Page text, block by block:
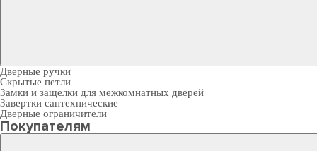
Дверные ручки
Скрытые петли
Замки и защелки для межкомнатных дверей
Завертки сантехнические
Дверные ограничители
Покупателям